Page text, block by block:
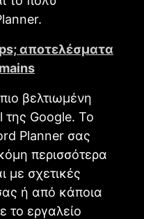
αποτελέσματα
βελτιωμένη
της Google. Το
Planner σας
περισσότερα
με σχετικές
ή από κάποια
το εργαλείο